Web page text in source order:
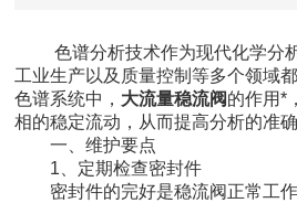
色谱分析技术作为现代化学分析
工业生产以及质量控制等多个领域
色谱系统中， 大流量稳流阀的作用*
相的稳定流动，从而提高分析的准确
一、维护要点
1、定期检查密封件
密封件的完好是稳流阀正常工作